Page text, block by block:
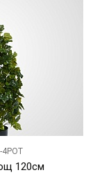
120см